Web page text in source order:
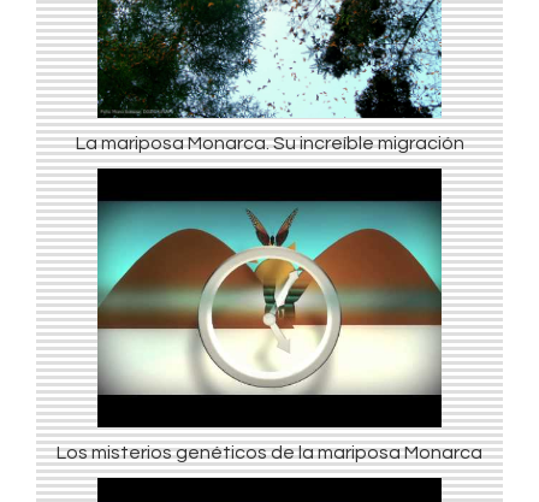
La mariposa Monarca. Su increíble migración
Los misterios genéticos de la mariposa Monarca